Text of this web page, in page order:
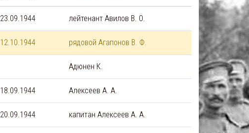
23.09.1944 лейтенант Авилов В. О.
12.10.1944 рядовой Агапонов В. Ф.
Адюнен К.
18.09.1944 Алексеев А. А.
20.09.1944 капитан Алексеев А. А.